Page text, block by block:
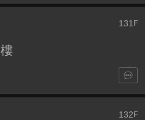
131 F
132F